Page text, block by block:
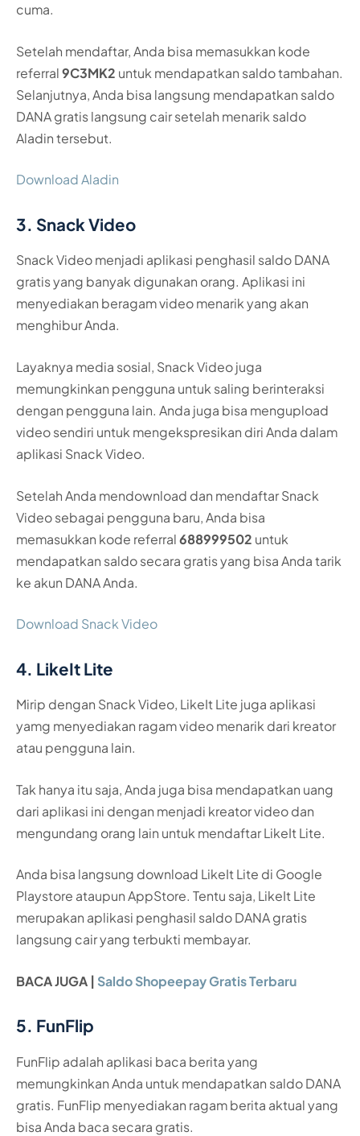
cuma.
Setelah mendaftar, Anda bisa memasukkan kode
referral9C3MK2 untuk mendapatkan saldo tambahan.
Selanjutnya, Anda bisa langsung mendapatkan saldo
DANA gratis langsung cair setelah menarik saldo
Aladin tersebut.
Download Aladin
3. Snack Video
Snack Video menjadi aplikasi penghasil saldo DANA
gratis yang banyak digunakan orang. Aplikasi ini
menyediakan beragam video menarik yang akan
menghibur Anda.
Layaknya media sosial, Snack Video juga
memungkinkan pengguna untuk saling berinteraksi
dengan pengguna lain. Anda juga bisa mengupload
video sendiri untuk mengekspresikan diri Anda dalam
aplikasi Snack Video.
Setelah Anda mendownload dan mendaftar Snack
Video sebagai pengguna baru, Anda bisa
memasukkan kode referral688999502 untuk
mendapatkan saldo secara gratis yang bisa Anda tarik
ke akun DANA Anda.
Download Snack Video
4. LikeIt Lite
Mirip dengan Snack Video, LikeIt Lite juga aplikasi
yamg menyediakan ragam video menarik dari kreator
atau pengguna lain.
Tak hanya itu saja, Anda juga bisa mendapatkan uang
dari aplikasi ini dengan menjadi kreator video dan
mengundang orang lain untuk mendaftar LikeIt Lite.
Anda bisa langsung download LikeIt Lite di Google
Playstore ataupun AppStore. Tentu saja, LikeIt Lite
merupakan aplikasi penghasil saldo DANA gratis
langsung cair yang terbukti membayar.
BACA JUGA | Saldo Shopeepay Gratis Terbaru
5. FunFlip
FunFlip adalah aplikasi baca berita yang
memungkinkan Anda untuk mendapatkan saldo DANA
gratis. FunFlip menyediakan ragam berita aktual yang
bisa Anda baca secara gratis.